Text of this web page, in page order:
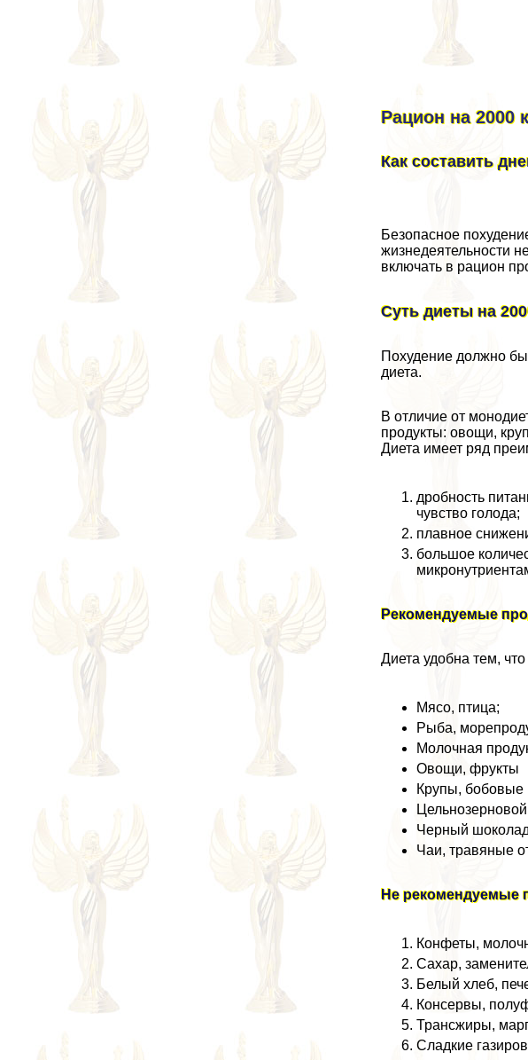
Рацион на 2000
Как составить
Безопасное
жизнедеятельности
включать в рацион
Суть диеты на
Похудение должно
диета.
В отличие от
продукты: овощи,
Диета имеет ряд
дробность
чувство голода;
плавное
большое
Рекомендуемые
Диета удобна тем,
Мясо, птица;
Рыба,
Молочная
Овощи, фрукты
Крупы, бобовые
Черный
Чаи, травяные
Не рекомендуемые
Конфеты,
Сахар,
Белый хлеб,
Консервы,
Трансжиры,
Сладкие